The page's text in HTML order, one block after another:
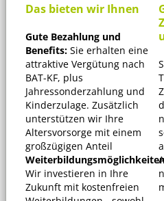
Das bieten wir Ihnen
Gute Bezahlung und
Benefits: Sie erhalten eine
attraktive Vergütung nach
BAT-KF, plus
Jahressonderzahlung und
Kinderzulage. Zusätzlich
unterstützen wir Ihre
Altersvorsorge mit einem
großzügigen Anteil
Wir investieren in Ihre
Zukunft mit kostenfreien